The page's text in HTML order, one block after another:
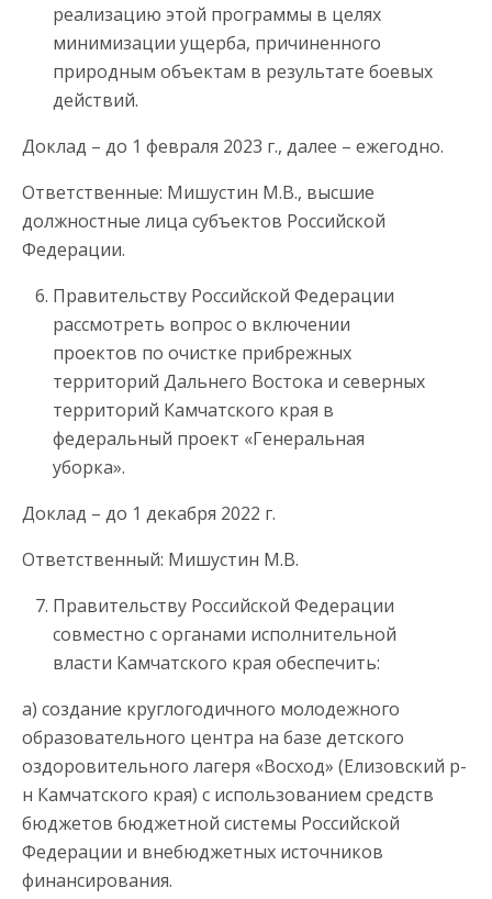
реализацию этой программы в целях
минимизации ущерба, причиненного
природным объектам в результате боевых
действий.
Доклад – до 1 февраля 2023 г., далее – ежегодно.
Ответственные: Мишустин М.В., высшие
должностные лица субъектов Российской
Федерации.
Правительству Российской Федерации
рассмотреть вопрос о включении
проектов по очистке прибрежных
территорий Дальнего Востока и северных
территорий Камчатского края в
федеральный проект «Генеральная
уборка».
Доклад – до 1 декабря 2022 г.
Ответственный: Мишустин М.В.
Правительству Российской Федерации
совместно с органами исполнительной
власти Камчатского края обеспечить:
а) создание круглогодичного молодежного
образовательного центра на базе детского
оздоровительного лагеря «Восход» (Елизовский р-
н Камчатского края) с использованием средств
бюджетов бюджетной системы Российской
Федерации и внебюджетных источников
финансирования.